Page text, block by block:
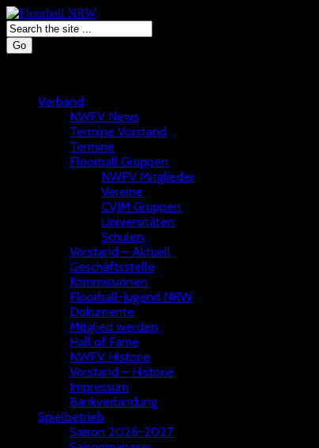
Go
Verband
NWFV News
Termine Vorstand
Termine
Floorball Gruppen
NWFV Mitglieder
Vereine
CVJM Gruppen
Universitäten
Schulen
Vorstand – Aktuell
Geschäftsstelle
Kommissionen
Floorball-Jugend NRW
Dokumente
Mitglied werden
Hall of Fame
NWFV Historie
Vorstand – Historie
Impressum
Bankverbindung
Spielbetrieb
Saison 2026-2027